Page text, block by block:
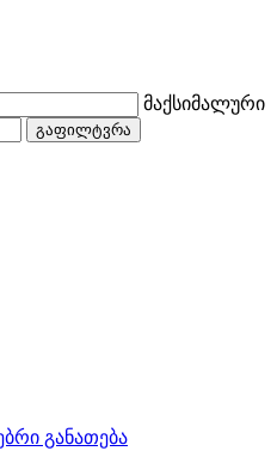
მაქსიმალური
გაფილტვრა
განათება